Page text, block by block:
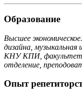
Образование
Высшее
дизайна, музыкальная
КНУ КПИ, факультет
отделение,
Опыт